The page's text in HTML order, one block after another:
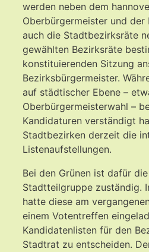
werden neben dem
Oberbürgermeister und der
auch die Stadtbezirksräte
gewählten Bezirksräte
konstituierenden Sitzung
Bezirksbürgermeister.
auf städtischer Ebene –
Oberbürgermeisterwahl –
Kandidaturen verständigt
Stadtbezirken derzeit die
Listenaufstellungen.
Bei den Grünen ist dafür
Stadtteilgruppe zuständig.
hatte diese am
einem Votentreffen
Kandidatenlisten für den
Stadtrat zu entscheiden.